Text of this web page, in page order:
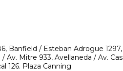
Banfield / Esteban Adrogue 1297,
Av. Mitre 933, Avellaneda / Av.
126. Plaza Canning